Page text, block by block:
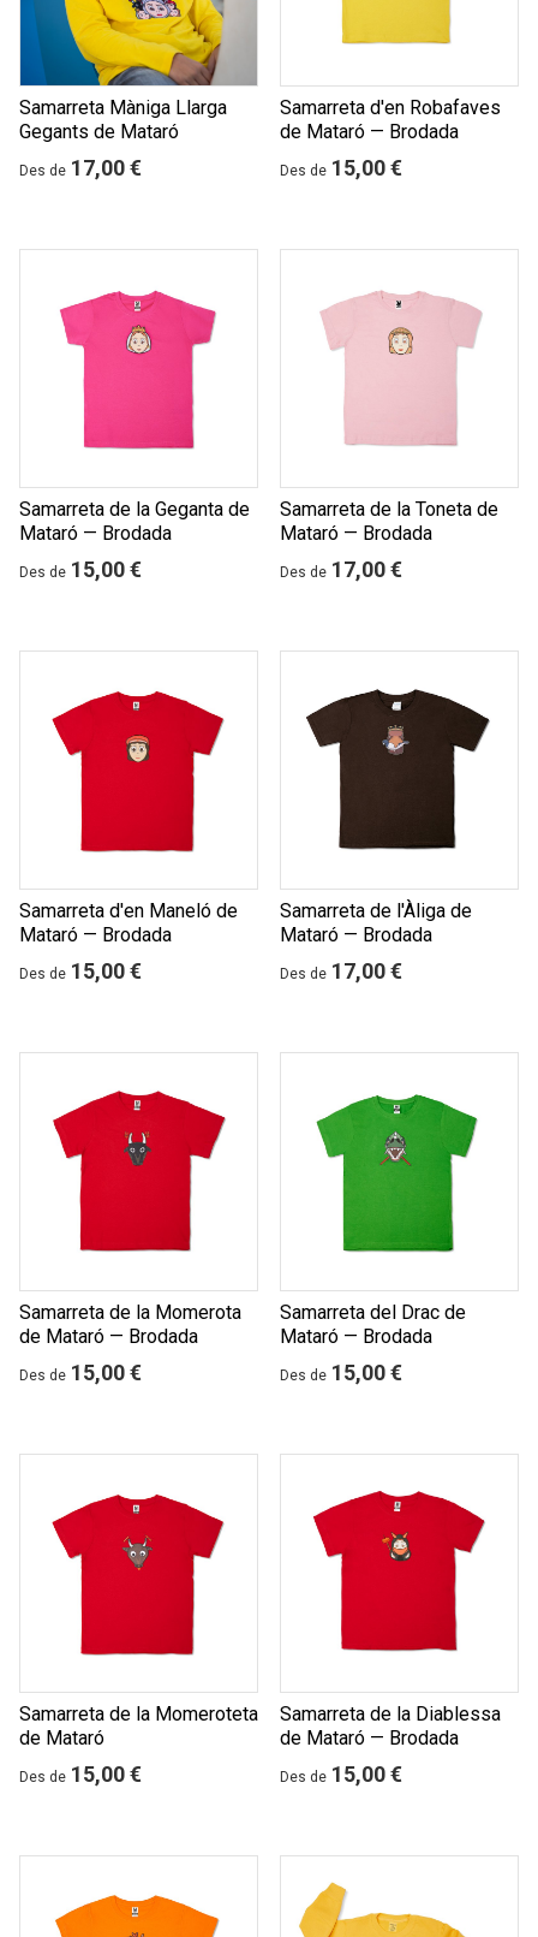
Samarreta Màniga Llarga
Gegants de Mataró
Des de 17,00 €
Samarreta d'en Robafaves
de Mataró — Brodada
Des de 15,00 €
Samarreta de la Geganta de
Mataró — Brodada
Des de 15,00 €
Samarreta de la Toneta de
Mataró — Brodada
Des de 17,00 €
Samarreta d'en Maneló de
Mataró — Brodada
Des de 15,00 €
Samarreta de l'Àliga de
Mataró — Brodada
Des de 17,00 €
Samarreta de la Momerota
de Mataró — Brodada
Des de 15,00 €
Samarreta del Drac de
Mataró — Brodada
Des de 15,00 €
Samarreta de la Momeroteta
de Mataró
Des de 15,00 €
Samarreta de la Diablessa
de Mataró — Brodada
Des de 15,00 €